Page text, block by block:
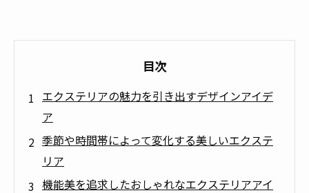
目次
エクステリアの魅力を引き出すデザインアイデ
ア
季節や時間帯によって変化する美しいエクステ
リア
機能美を追求したおしゃれなエクステリアアイ